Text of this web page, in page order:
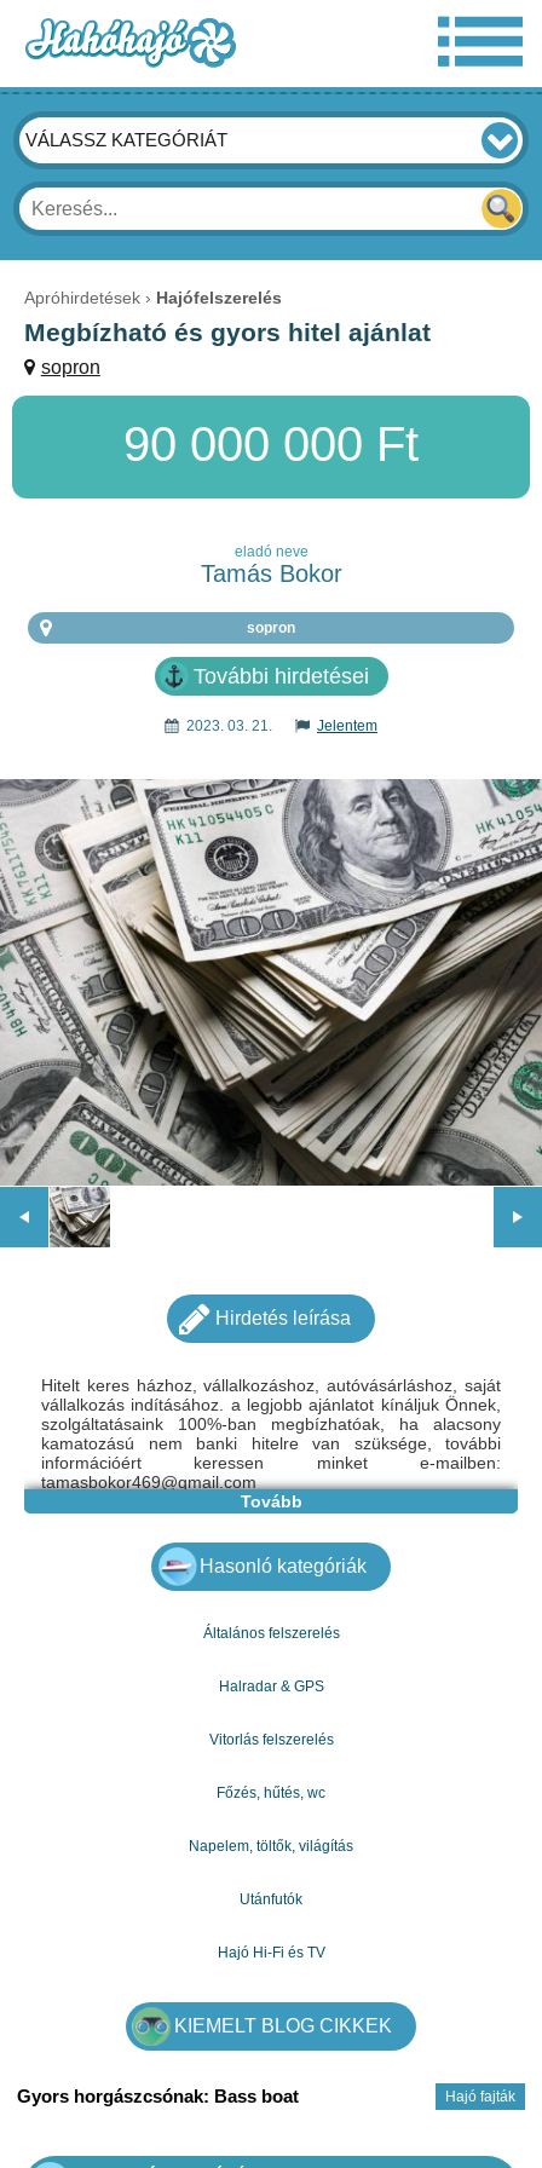
VÁLASSZ KATEGÓRIÁT
Apróhirdetések Hajófelszerelés
Megbízható és gyors hitel ajánlat
sopron
90 000 000 Ft
eladó neve
Tamás Bokor
sopron
További hirdetései
2023. 03. 21. Jelentem
Hirdetés leírása
Hitelt keres házhoz, vállalkozáshoz, autóvásárláshoz, saját
vállalkozás indításához. a legjobb ajánlatot kínáljuk Önnek,
szolgáltatásaink 100%-ban megbízhatóak, ha alacsony
kamatozású nem banki hitelre van szüksége, további
információért keressen minket e-mailben:
tamasbokor469@gmail.com
Tovább
Hasonló kategóriák
Általános felszerelés
Halradar & GPS
Vitorlás felszerelés
Főzés, hűtés, wc
Napelem, töltők, világítás
Utánfutók
Hajó Hi-Fi és TV
KIEMELT BLOG CIKKEK
Hajó fajták
Gyors horgászcsónak: Bass boat